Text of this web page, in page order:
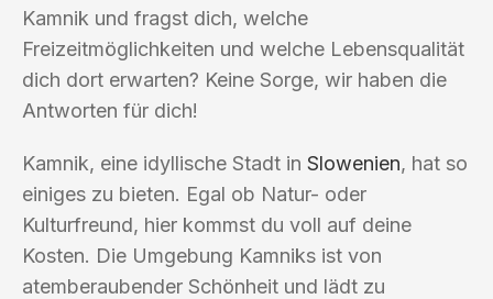
Kamnik und fragst dich, welche
Freizeitmöglichkeiten und welche Lebensqualität
dich dort erwarten? Keine Sorge, wir haben die
Antworten für dich!
Kamnik, eine idyllische Stadt in Slowenien, hat so
einiges zu bieten. Egal ob Natur- oder
Kulturfreund, hier kommst du voll auf deine
Kosten. Die Umgebung Kamniks ist von
atemberaubender Schönheit und lädt zu